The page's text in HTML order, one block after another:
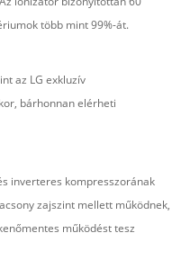
több mint 99%-át.
az LG exkluzív
bárhonnan elérheti
inverteres kompresszorának
zajszint mellett működnek,
működést tesz